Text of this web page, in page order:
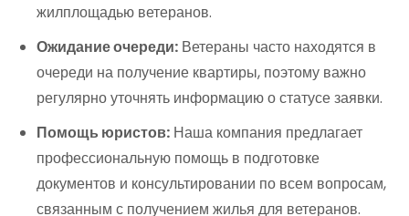
жилплощадью ветеранов.
Ожидание очереди: Ветераны часто находятся в
очереди на получение квартиры, поэтому важно
регулярно уточнять информацию о статусе заявки.
Помощь юристов: Наша компания предлагает
профессиональную помощь в подготовке
документов и консультировании по всем вопросам,
связанным с получением жилья для ветеранов.